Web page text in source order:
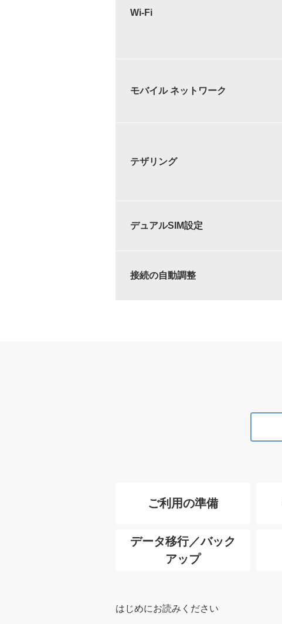
Wi-Fi
モバイル ネットワーク
テザリング
デュアルSIM設定
接続の自動調整
ご利用の準備
データ移行／バック
アップ
はじめにお読みください